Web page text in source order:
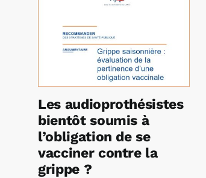
Les audioprothésistes
bientôt soumis à
l’obligation de se
vacciner contre la
grippe ?